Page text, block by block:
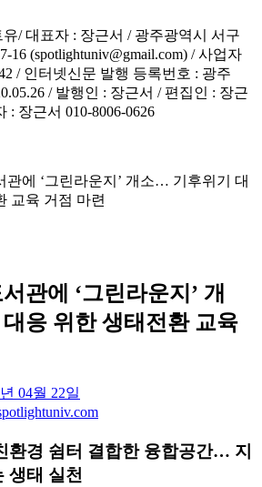
/ 대표자 : 장근서 / 광주광역시 서구
16 (spotlightuniv@gmail.com) / 사업자
/ 인터넷신문 발행 등록번호 : 광주
/ 발행인 : 장근서 / 편집인 : 장근
: 장근서 010-8006-0626
관에 ‘그린라운지’ 개소… 기후위기 대
교육 거점 마련
관에 ‘그린라운지’ 개
응 위한 생태전환 교육
04월 22일
환경 쉼터 결합한 융합공간… 지
생태 실천